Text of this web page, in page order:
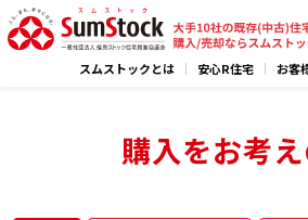
スムストックとは 安心R住宅 お客
購入をお考